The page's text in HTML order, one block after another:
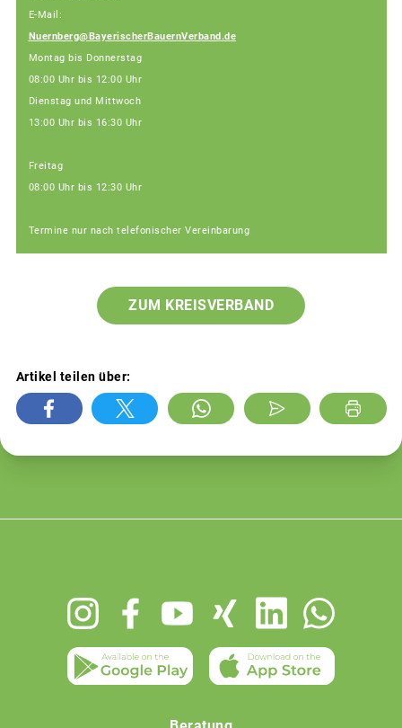
E-Mail:
Nuernberg@BayerischerBauernVerband.de
Montag bis Donnerstag
08:00 Uhr bis 12:00 Uhr
Dienstag und Mittwoch
13:00 Uhr bis 16:30 Uhr
Freitag
08:00 Uhr bis 12:30 Uhr
Termine nur nach telefonischer Vereinbarung
ZUM KREISVERBAND
Artikel teilen über: